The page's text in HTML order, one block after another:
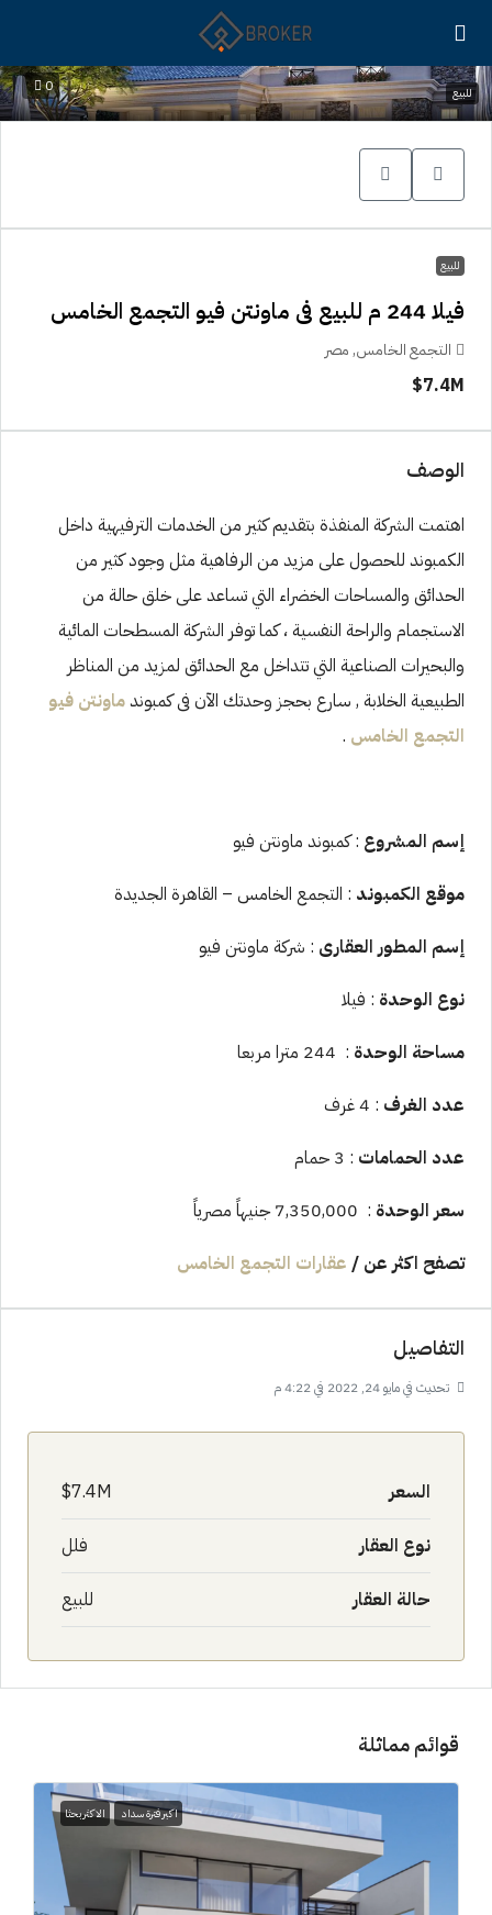
0 للبيع
للبيع
فيلا 244 م للبيع فى ماونتن فيو التجمع الخامس
التجمع الخامس, مصر
7.4M$
الوصف
اهتمت الشركة المنفذة بتقديم كثير من الخدمات الترفيهية داخل
الكمبوند للحصول على مزيد من الرفاهية مثل وجود كثير من
الحدائق والمساحات الخضراء التي تساعد على خلق حالة من
الاستجمام والراحة النفسية ، كما توفر الشركة المسطحات المائية
والبحيرات الصناعية التي تتداخل مع الحدائق لمزيد من المناظر
الطبيعية الخلابة , سارع بحجز وحدتك الآن فى كمبوندماونتن فيو
التجمع الخامس .
إسم المشروع : كمبوند ماونتن فيو
موقع الكمبوند : التجمع الخامس – القاهرة الجديدة
إسم المطور العقارى : شركة ماونتن فيو
نوع الوحدة : فيلا
مساحة الوحدة : 244 مترا مربعا
عدد الغرف : 4 غرف
عدد الحمامات : 3 حمام
سعر الوحدة : 7,350,000 جنيهاً مصرياً
تصفح اكثر عن / عقارات التجمع الخامس
التفاصيل
تحديث في مايو 24, 2022 في 4:22 م
السعر 7.4M$
نوع العقار فلل
حالة العقار للبيع
قوائم مماثلة
اكبر فترة سداد الاكثر بحثا